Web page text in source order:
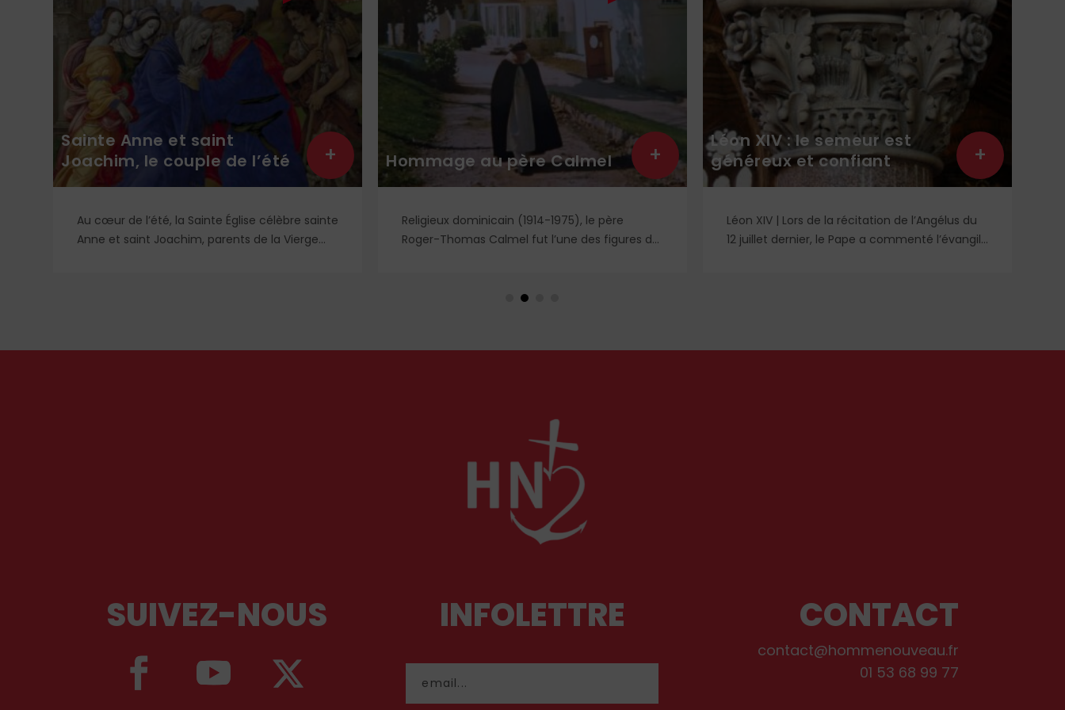
Sainte Anne et saint
Joachim, le couple de l’été
Au cœur de l’été, la Sainte Église célèbre sainte
Anne et saint Joachim, parents de la Vierge
+ Hommage au père Calmel
Religieux dominicain (1914-1975), le père
Roger-Thomas Calmel fut l’une des figures du
traditionnelle, ainsi qu’aux antiques
des plus importants du XXᵉ siècle. Deux
+
Léon XIV : le semeur est
généreux et confiant
Léon XIV | Lors de la récitation de l’Angélus du
12 juillet dernier, le Pape a commenté l’évangile
+
SUIVEZ-NOUS INFOLETTRE CONTACT
contact@hommenouveau.fr
01 53 68 99 77